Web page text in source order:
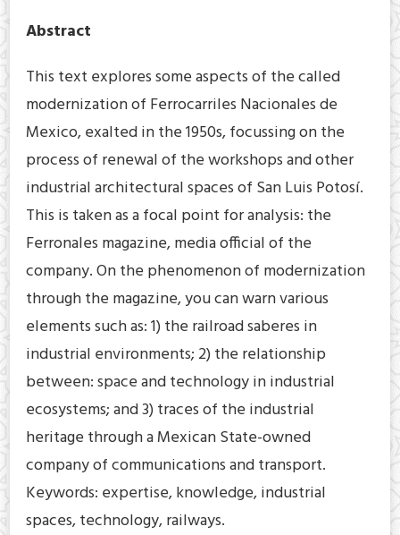
Abstract
This text explores some aspects of the called
modernization of Ferrocarriles Nacionales de
Mexico, exalted in the 1950s, focussing on the
process of renewal of the workshops and other
industrial architectural spaces of San Luis Potosí.
This is taken as a focal point for analysis: the
Ferronales magazine, media official of the
company. On the phenomenon of modernization
through the magazine, you can warn various
elements such as: 1) the railroad saberes in
industrial environments; 2) the relationship
between: space and technology in industrial
ecosystems; and 3) traces of the industrial
heritage through a Mexican State-owned
company of communications and transport.
Keywords: expertise, knowledge, industrial
spaces, technology, railways.